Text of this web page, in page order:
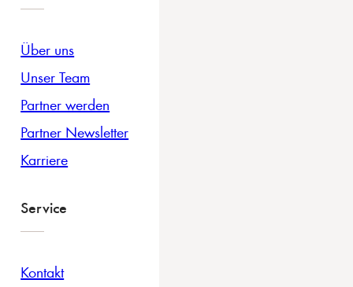
Über uns
Unser Team
Partner werden
Partner Newsletter
Karriere
Service
Kontakt